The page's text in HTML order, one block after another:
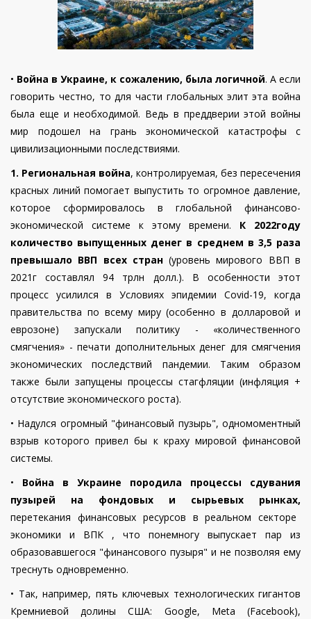
• Война в Украине, к сожалению, была логичной. А если
говорить честно, то для части глобальных элит эта война
была еще и необходимой. Ведь в преддверии этой войны
мир подошел на грань экономической катастрофы с
цивилизационными последствиями.
1. Региональная война, контролируемая, без пересечения
красных линий помогает выпустить то огромное давление,
которое сформировалось в глобальной финансово-
экономической системе к этому времени. К 2022году
количество выпущенных денег в среднем в 3,5 раза
превышало ВВП всех стран(уровень мирового ВВП в
2021г составлял 94 трлн долл.). В особенности этот
процесс усилился в Условиях эпидемии Covid-19, когда
правительства по всему миру (особенно в долларовой и
еврозоне) запускали политику - «количественного
смягчения» - печати дополнительных денег для смягчения
экономических последствий пандемии. Таким образом
также были запущены процессы стагфляции (инфляция +
отсутствие экономического роста).
• Надулся огромный "финансовый пузырь", одномоментный
взрыв которого привел бы к краху мировой финансовой
системы.
• Война в Украине породила процессы сдувания
пузырей на фондовых и сырьевых рынках,
перетекания финансовых ресурсов в реальном секторе
экономики и ВПК , что понемногу выпускает пар из
образовавшегося "финансового пузыря" и не позволяя ему
треснуть одновременно.
• Так, например, пять ключевых технологических гигантов
Кремниевой долины США: Google, Meta (Facebook),